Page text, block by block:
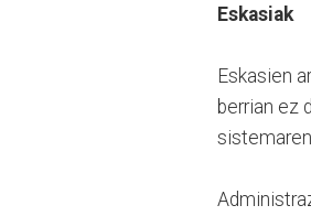
Eskasiak
Eskasien
berrian ez